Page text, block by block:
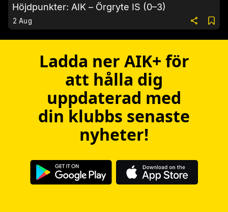
Höjdpunkter: AIK – Örgryte IS (0–3)
2 Aug
Ladda ner AIK+ för
att hålla dig
uppdaterad med
din klubbs senaste
nyheter!